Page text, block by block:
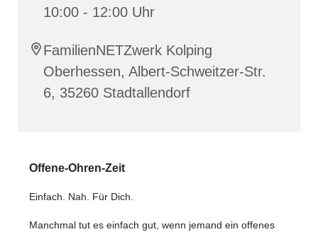
10:00 - 12:00 Uhr
FamilienNETZwerk Kolping
Oberhessen, Albert-Schweitzer-Str.
6, 35260 Stadtallendorf
️Offene-Ohren-Zeit
Einfach. Nah. Für Dich.
Manchmal tut es einfach gut, wenn jemand ein offenes